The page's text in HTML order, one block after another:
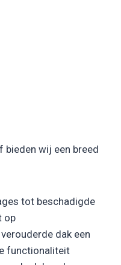
bieden wij een breed
tot beschadigde
op
dak een
functionaliteit